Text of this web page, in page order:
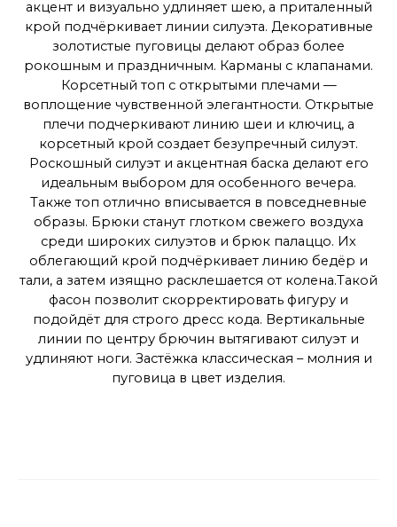
акцент и визуально удлиняет шею, а приталенный
крой подчёркивает линии силуэта. Декоративные
золотистые пуговицы делают образ более
рокошным и праздничным. Карманы с клапанами.
Корсетный топ с открытыми плечами —
воплощение чувственной элегантности. Открытые
плечи подчеркивают линию шеи и ключиц, а
корсетный крой создает безупречный силуэт.
Роскошный силуэт и акцентная баска делают его
идеальным выбором для особенного вечера.
Также топ отлично вписывается в повседневные
образы. Брюки станут глотком свежего воздуха
среди широких силуэтов и брюк палаццо. Их
облегающий крой подчёркивает линию бедёр и
тали, а затем изящно расклешается от колена.Такой
фасон позволит скорректировать фигуру и
подойдёт для строго дресс кода. Вертикальные
линии по центру брючин вытягивают силуэт и
удлиняют ноги. Застёжка классическая – молния и
пуговица в цвет изделия.